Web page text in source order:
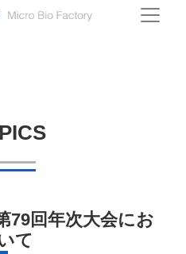
79回年次大会にお
て